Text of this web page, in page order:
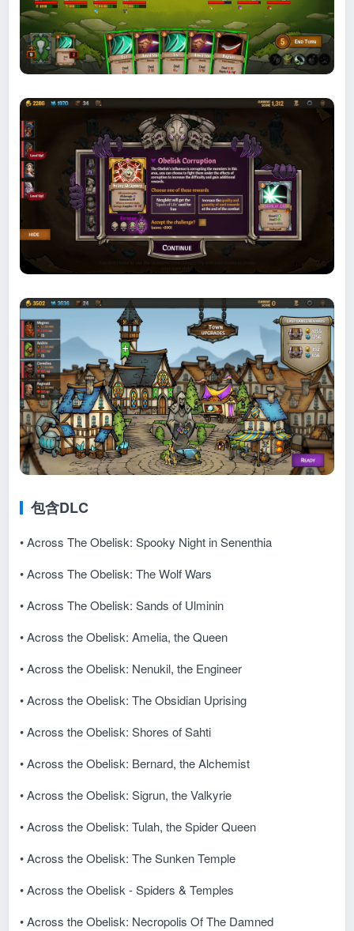
包含DLC
• Across The Obelisk: Spooky Night in Senenthia
• Across The Obelisk: The Wolf Wars
• Across The Obelisk: Sands of Ulminin
• Across the Obelisk: Amelia, the Queen
• Across the Obelisk: Nenukil, the Engineer
• Across the Obelisk: The Obsidian Uprising
• Across the Obelisk: Shores of Sahti
• Across the Obelisk: Bernard, the Alchemist
• Across the Obelisk: Sigrun, the Valkyrie
• Across the Obelisk: Tulah, the Spider Queen
• Across the Obelisk: The Sunken Temple
• Across the Obelisk - Spiders & Temples
• Across the Obelisk: Necropolis Of The Damned